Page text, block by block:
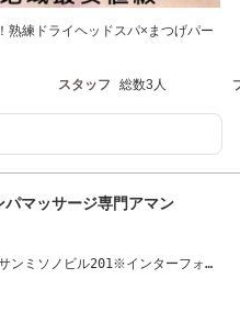
熟練ドライヘッドスパ×まつげパー
スタッフ 総数3人
マッサージ専門アマン
ンミソノビル201※インターフォン